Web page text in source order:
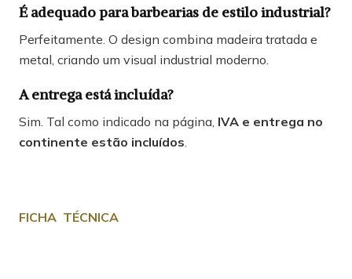
É adequado para barbearias de estilo industrial?
Perfeitamente. O design combina madeira tratada e
metal, criando um visual industrial moderno.
A entrega está incluída?
Sim. Tal como indicado na página, IVA e entrega no
continente estão incluídos.
FICHA TÉCNICA